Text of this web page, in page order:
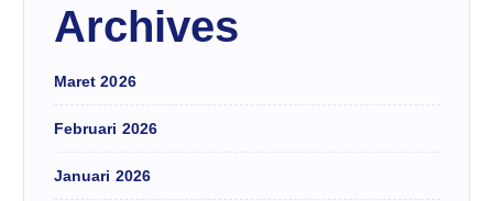
Archives
Maret 2026
Februari 2026
Januari 2026